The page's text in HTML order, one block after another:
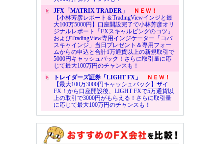
JFX「MATRIX TRADER」
ＮＥＷ！
【小林芳彦レポート＆TradingViewインジと最
大100万5000円】口座開設完了で小林芳彦オリ
ジナルレポート「FXスキャルピングのコツ」
およびTradingView専用インジケーター「コバ
スキャインジ」当日プレゼント＆専用フォー
ムからの申込と合計1万通貨以上の新規取引で
5000円キャッシュバック！さらに取引量に応
じて最大100万円のチャンスも！
トレイダーズ証券「LIGHT FX」
ＮＥＷ！
【最大100万3000円キャッシュバック】ザイ
FX！から口座開設後、LIGHT FXで5万通貨以
上の取引で3000円がもらえる！さらに取引量
に応じて最大100万円のチャンスも！